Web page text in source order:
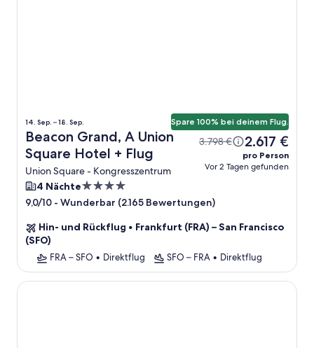
14. Sep. – 18. Sep.
Beacon Grand, A Union
Square Hotel + Flug
Union Square - Kongresszentrum
Spare 100% bei deinem Flug.
3.798 € 2.617 €
pro Person
Vor 2 Tagen gefunden
4 Nächte4.0-
Sterne-
9,0/10 - Wunderbar (2.165 Bewertungen)
Hin- und Rückflug • Frankfurt (FRA) – San Francisco
(SFO)
FRA – SFO • Direktflug SFO – FRA • Direktflug
The Grove Inn